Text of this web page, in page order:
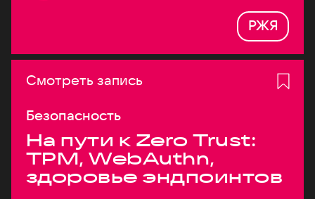
РЖЯ
Смотреть запись
Безопасность
На пути к Zero Trust:
TPM, WebAuthn,
здоровье эндпоинтов